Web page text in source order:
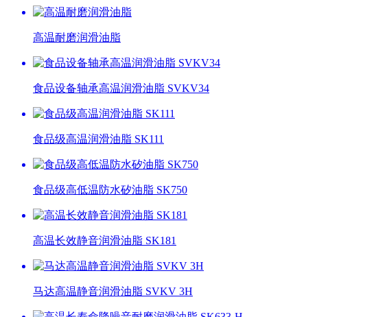
高温耐磨润滑油脂
食品设备轴承高温润滑油脂 SVKV34
食品级高温润滑油脂 SK111
食品级高低温防水矽油脂 SK750
高温长效静音润滑油脂 SK181
马达高温静音润滑油脂 SVKV 3H